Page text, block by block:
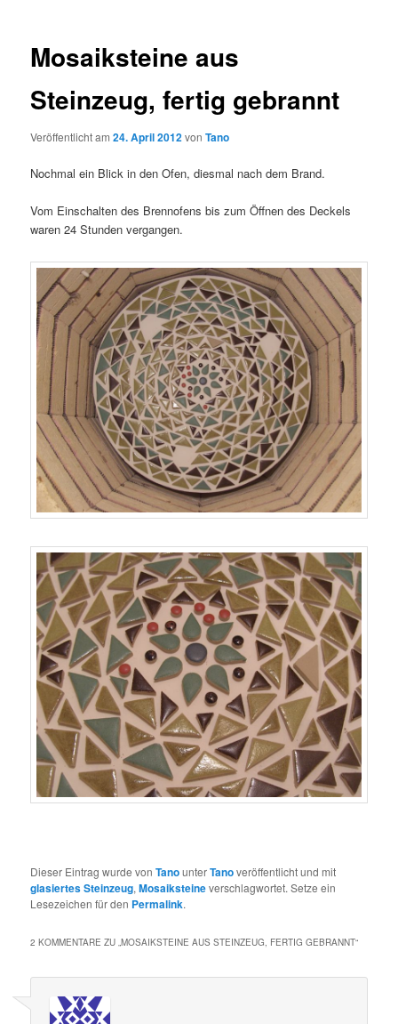
Mosaiksteine aus
Steinzeug, fertig gebrannt
Veröffentlicht am24. April 2012vonTano
Nochmal ein Blick in den Ofen, diesmal nach dem Brand.
Vom Einschalten des Brennofens bis zum Öffnen des Deckels
waren 24 Stunden vergangen.
Dieser Eintrag wurde vonTanounterTanoveröffentlicht und mit
glasiertes Steinzeug,Mosaiksteineverschlagwortet. Setze ein
Lesezeichen für den Permalink.
2 KOMMENTARE ZU „MOSAIKSTEINE AUS STEINZEUG, FERTIG GEBRANNT“